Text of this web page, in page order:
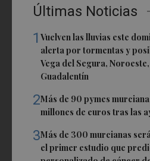
Últimas Noticias
1Vuelven las lluvias este
alerta por tormentas y
Vega del Segura,
Guadalentín
2Más de 90 pymes
millones de euros tras las
3Más de 300 murcianas
el primer estudio que